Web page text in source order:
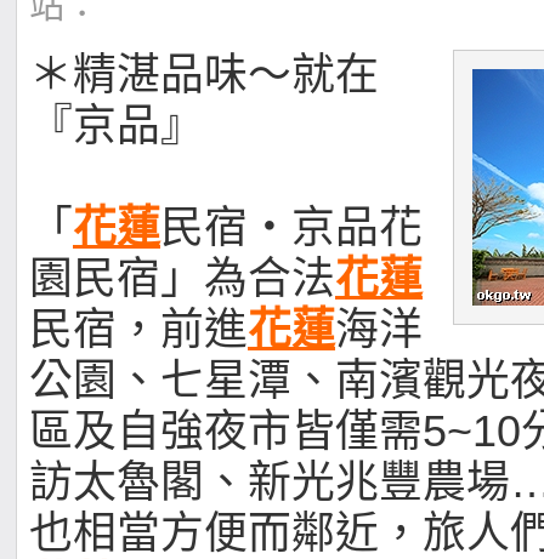
＊精湛品味～就在
『京品』
「 花蓮民宿‧京品花
園民宿」為合法花蓮
民宿，前進花蓮海洋
公園、七星潭、南濱觀光
區及自強夜市皆僅需5~10
訪太魯閣、新光兆豐農場
也相當方便而鄰近，旅人